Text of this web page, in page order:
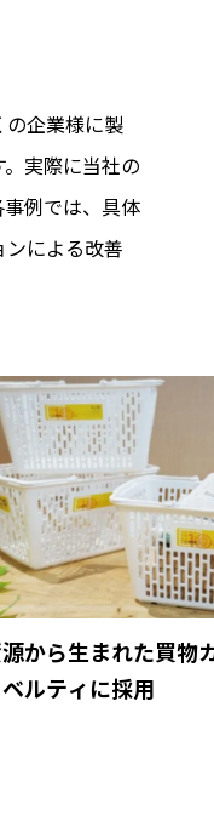
企業様に製
実際に当社の
例では、具体
による改善
から生まれた買物
ルティに採用